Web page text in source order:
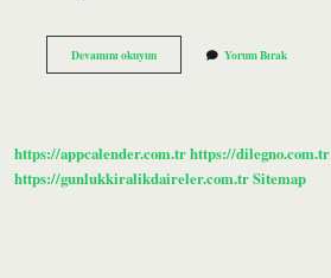
Devamını okuyunEn
Yumuşak
Yorum Bırak
https://appcalender.com.trhttps://dilegno.com.tr
https://gunlukkiralikdaireler.com.trSitemap